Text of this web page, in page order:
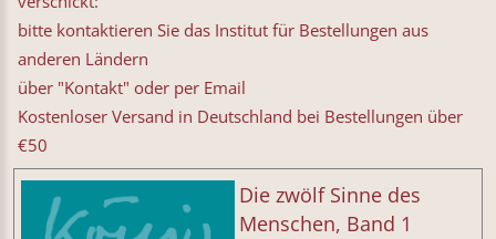
bitte kontaktieren Sie das Institut für Bestellungen aus
anderen Ländern
über "Kontakt" oder per Email
Kostenloser Versand in Deutschland bei Bestellungen über
€50
Die zwölf Sinne des
Menschen, Band 1